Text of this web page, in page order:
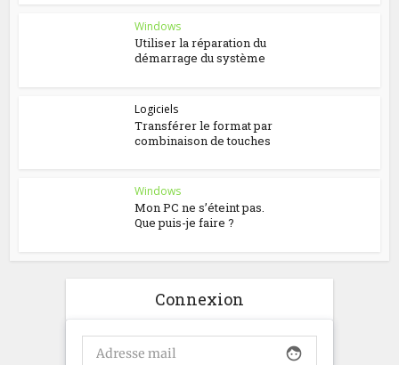
Windows
Utiliser la réparation du
démarrage du système
Logiciels
Transférer le format par
combinaison de touches
Windows
Mon PC ne s’éteint pas.
Que puis-je faire ?
Connexion
face